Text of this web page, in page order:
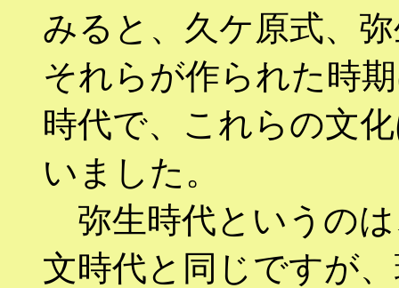
みると、久ケ原式、
それらが作られた時
時代で、これらの文
いました。
弥生時代というの
文時代と同じですが